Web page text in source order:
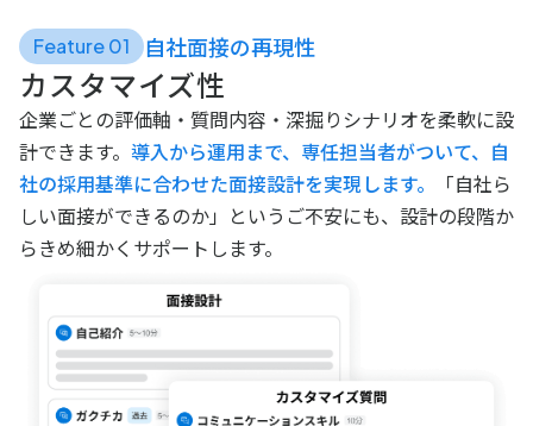
Feature 01 自社面接の再現性
カスタマイズ性
企業ごとの評価軸・質問内容・深掘りシナリオを柔軟に設
計できます。 導入から運用まで、専任担当者がついて、自
社の採用基準に合わせた面接設計を実現します。
「自社ら
しい面接ができるのか」というご不安にも、設計の段階か
らきめ細かくサポートします。